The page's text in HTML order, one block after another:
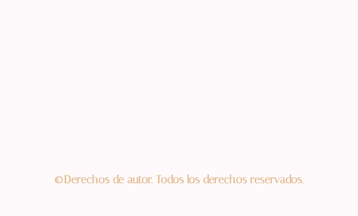
©Derechos de autor. Todos los derechos reservados.